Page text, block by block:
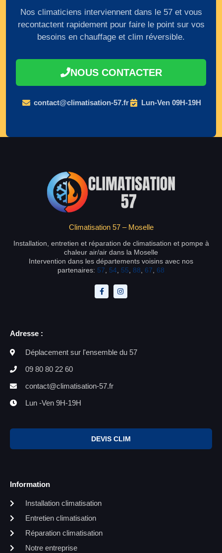
Nos climaticiens interviennent dans le 57 et vous
recontactent rapidement pour faire le point sur vos
besoins en chauffage et clim réversible.
NOUS CONTACTER
contact@climatisation-57.fr Lun-Ven 09H-19H
Climatisation 57 – Moselle
Installation, entretien et réparation de climatisation et pompe à
chaleur air/air dans la Moselle
Intervention dans les départements voisins avec nos
partenaires: 57 54 55 88 67 68
Adresse :
Déplacement sur l'ensemble du 57
09 80 80 22 60
contact@climatisation-57.fr
Lun -Ven 9H-19H
DEVIS CLIM
Information
Installation climatisation
Entretien climatisation
Réparation climatisation
Notre entreprise